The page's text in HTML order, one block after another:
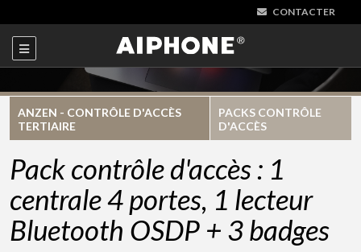
CONTACTER
ANZEN - CONTRÔLE D'ACCÈS
TERTIAIRE
PACKS CONTRÔLE
D'ACCÈS
Pack contrôle d'accès : 1
centrale 4 portes, 1 lecteur
Bluetooth OSDP + 3 badges